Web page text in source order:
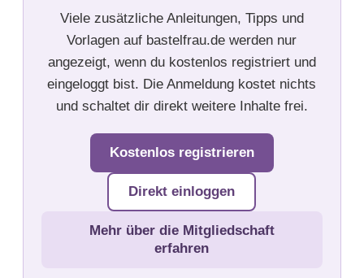
Viele zusätzliche Anleitungen, Tipps und
Vorlagen auf bastelfrau.de werden nur
angezeigt, wenn du kostenlos registriert und
eingeloggt bist. Die Anmeldung kostet nichts
und schaltet dir direkt weitere Inhalte frei.
Kostenlos registrieren
Direkt einloggen
Mehr über die Mitgliedschaft
erfahren